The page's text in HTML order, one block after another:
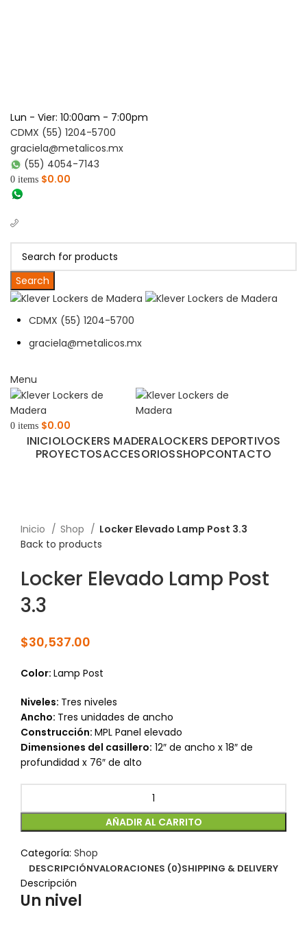
Lun - Vier: 10:00am - 7:00pm
CDMX (55) 1204-5700
graciela@metalicos.mx
(55) 4054-7143
0 items $0.00
Search
CDMX (55) 1204-5700
graciela@metalicos.mx
Menu
0 items $0.00
INICIOLOCKERS MADERALOCKERS DEPORTIVOS
PROYECTOSACCESORIOSSHOPCONTACTO
Inicio Shop
Locker Elevado Lamp Post 3.3
Back to products
Locker Elevado Lamp Post
3.3
$30,537.00
Color: Lamp Post
Niveles: Tres niveles
Ancho: Tres unidades de ancho
Construcción: MPL Panel elevado
Dimensiones del casillero: 12″ de ancho x 18″ de
profundidad x 76″ de alto
AÑADIR AL CARRITO
Categoría: Shop
DESCRIPCIÓNVALORACIONES (0)SHIPPING & DELIVERY
Descripción
Un nivel